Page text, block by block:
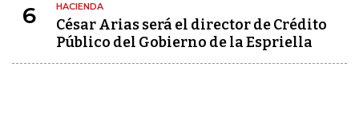
6 HACIENDA
César Arias será el director de Crédito
Público del Gobierno de la Espriella